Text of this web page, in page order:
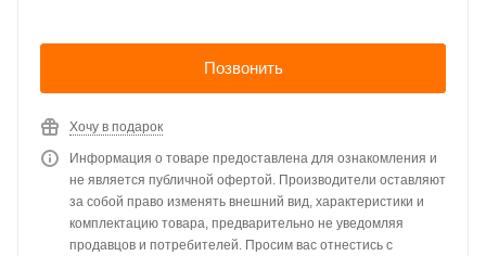
Позвонить
Хочу в подарок
Информация о товаре предоставлена для ознакомления и
не является публичной офертой. Производители оставляют
за собой право изменять внешний вид, характеристики и
комплектацию товара, предварительно не уведомляя
продавцов и потребителей. Просим вас отнестись с